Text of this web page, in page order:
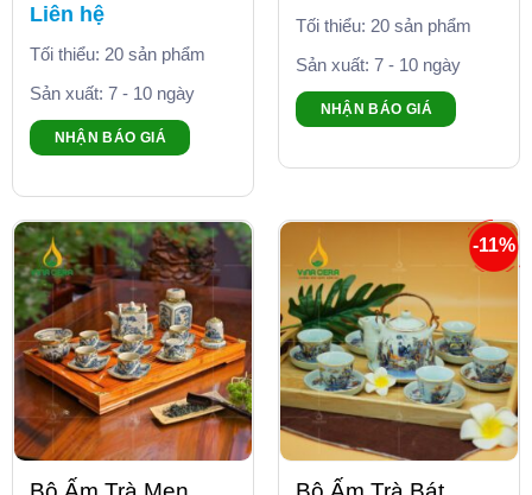
Liên hệ
Tối thiểu: 20 sản phẩm
Sản xuất: 7 - 10 ngày
NHẬN BÁO GIÁ
Tối thiểu: 20 sản phẩm
Sản xuất: 7 - 10 ngày
NHẬN BÁO GIÁ
-11%